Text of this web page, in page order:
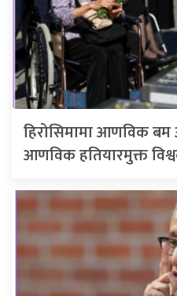
हिरोसिमामा आणविक
आणविक हतियारमुक्त